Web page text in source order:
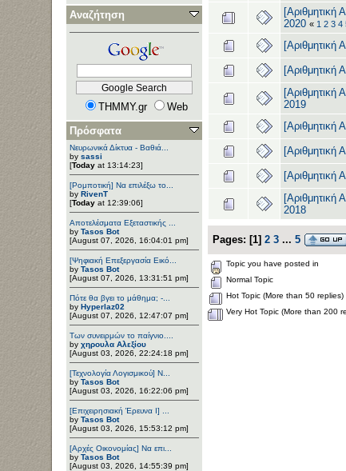
Αναζήτηση
THMMY.gr
Web
Πρόσφατα
Νευρωνικά Δίκτυα - Βαθιά...
by sassi
[Today at 13:14:23]
[Ρομποτική] Να επιλέξω το...
by RivenT
[Today at 12:39:06]
Αποτελέσματα Εξεταστικής ...
by Tasos Bot
[August 07, 2026, 16:04:01 pm]
[Ψηφιακή Επεξεργασία Εικό...
by Tasos Bot
[August 07, 2026, 13:31:51 pm]
Πότε θα βγει το μάθημα; -...
by Hyperlaz02
[August 07, 2026, 12:47:07 pm]
Των συνειρμών το παίγνιο....
by χηρουλα Αλεξίου
[August 03, 2026, 22:24:18 pm]
[Τεχνολογία Λογισμικού] Ν...
by Tasos Bot
[August 03, 2026, 16:22:06 pm]
[Επιχειρησιακή Έρευνα Ι] ...
by Tasos Bot
[August 03, 2026, 15:53:12 pm]
[Αρχές Οικονομίας] Να επι...
by Tasos Bot
[August 03, 2026, 14:55:39 pm]
[Αριθμητική
2020 « 1 2 3 4
[Αριθμητική
[Αριθμητική
[Αριθμητική
2019
[Αριθμητική
[Αριθμητική
[Αριθμητική
[Αριθμητική
2018
Pages: [1] 2 3 ... 5
Topic you have posted in
Normal Topic
Hot Topic (More than 50 replies)
Very Hot Topic (More than 200